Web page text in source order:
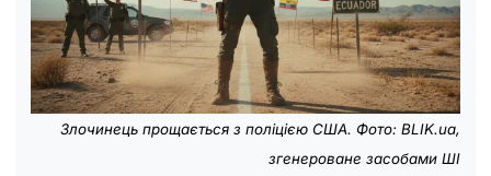
Злочинець прощається з поліцією США. Фото: BLIK.ua,
згенероване засобами ШІ